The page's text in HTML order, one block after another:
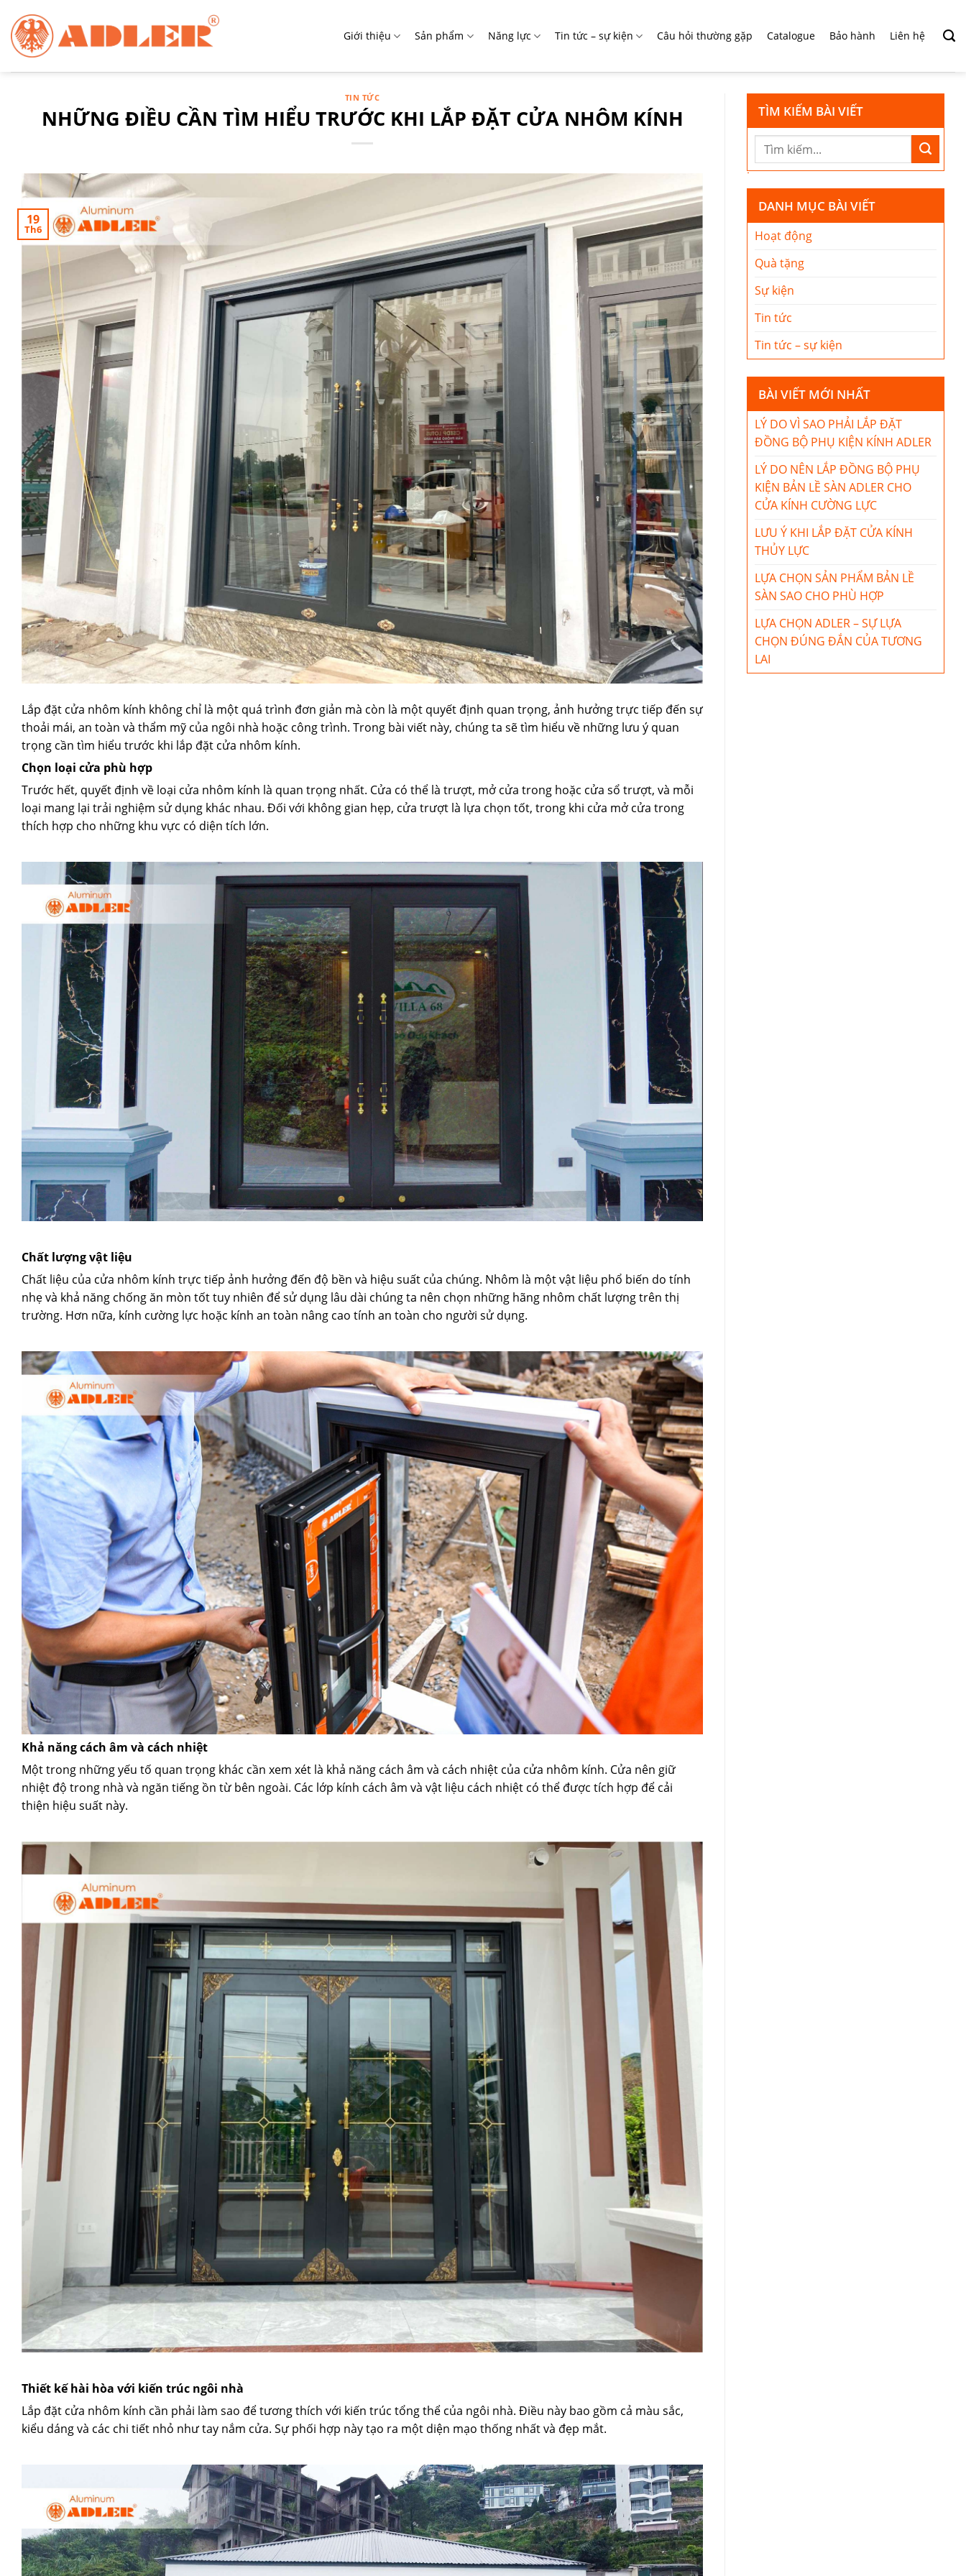
đến
nội
dung
Giới thiệu Sản phẩm Năng lực Tin tức – sự kiện Câu hỏi thường gặp Catalogue Bảo hành Liên hệ
TIN TỨC
NHỮNG ĐIỀU CẦN TÌM HIỂU TRƯỚC KHI LẮP ĐẶT CỬA NHÔM KÍNH
19
Th6
Lắp đặt cửa nhôm kính không chỉ là một quá trình đơn giản mà còn là một quyết định quan trọng, ảnh hưởng trực tiếp đến sự
thoải mái, an toàn và thẩm mỹ của ngôi nhà hoặc công trình. Trong bài viết này, chúng ta sẽ tìm hiểu về những lưu ý quan
trọng cần tìm hiểu trước khi lắp đặt cửa nhôm kính.
Chọn loại cửa phù hợp
Trước hết, quyết định về loại cửa nhôm kính là quan trọng nhất. Cửa có thể là trượt, mở cửa trong hoặc cửa sổ trượt, và mỗi
loại mang lại trải nghiệm sử dụng khác nhau. Đối với không gian hẹp, cửa trượt là lựa chọn tốt, trong khi cửa mở cửa trong
thích hợp cho những khu vực có diện tích lớn.
Chất lượng vật liệu
Chất liệu của cửa nhôm kính trực tiếp ảnh hưởng đến độ bền và hiệu suất của chúng. Nhôm là một vật liệu phổ biến do tính
nhẹ và khả năng chống ăn mòn tốt tuy nhiên để sử dụng lâu dài chúng ta nên chọn những hãng nhôm chất lượng trên thị
trường. Hơn nữa, kính cường lực hoặc kính an toàn nâng cao tính an toàn cho người sử dụng.
Khả năng cách âm và cách nhiệt
Một trong những yếu tố quan trọng khác cần xem xét là khả năng cách âm và cách nhiệt của cửa nhôm kính. Cửa nên giữ
nhiệt độ trong nhà và ngăn tiếng ồn từ bên ngoài. Các lớp kính cách âm và vật liệu cách nhiệt có thể được tích hợp để cải
thiện hiệu suất này.
Thiết kế hài hòa với kiến trúc ngôi nhà
Lắp đặt cửa nhôm kính cần phải làm sao để tương thích với kiến trúc tổng thể của ngôi nhà. Điều này bao gồm cả màu sắc,
kiểu dáng và các chi tiết nhỏ như tay nắm cửa. Sự phối hợp này tạo ra một diện mạo thống nhất và đẹp mắt.
TÌM KIẾM BÀI VIẾT
DANH MỤC BÀI VIẾT
Hoạt động
Quà tặng
Sự kiện
Tin tức
Tin tức – sự kiện
BÀI VIẾT MỚI NHẤT
LÝ DO VÌ SAO PHẢI LẮP ĐẶT
ĐỒNG BỘ PHỤ KIỆN KÍNH ADLER
LÝ DO NÊN LẮP ĐỒNG BỘ PHỤ
KIỆN BẢN LỀ SÀN ADLER CHO
CỬA KÍNH CƯỜNG LỰC
LƯU Ý KHI LẮP ĐẶT CỬA KÍNH
THỦY LỰC
LỰA CHỌN SẢN PHẨM BẢN LỀ
SÀN SAO CHO PHÙ HỢP
LỰA CHỌN ADLER – SỰ LỰA
CHỌN ĐÚNG ĐẮN CỦA TƯƠNG
LAI